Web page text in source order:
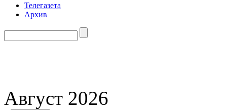
Телегазета
Архив
Август 2026